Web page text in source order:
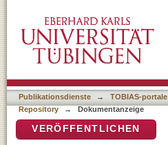
Publikationsdienste → TOBIAS-portale
Repository
→ Dokumentanzeige
VERÖFFENTLICHEN